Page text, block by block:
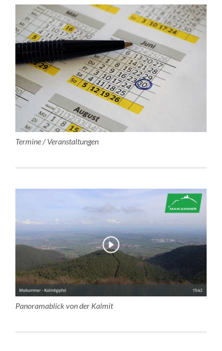
Termine / Veranstaltungen
Panoramablick von der Kalmit